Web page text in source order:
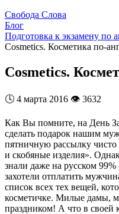
Свобода Слова
Блог
Подготовка к экзамену по
Cosmetics. Косметика по-
Cosmetics.
🕓 4 марта 2016 👁️ 3632
Как Вы помните, на День
сделать подарок нашим
пятничную рассылку
и скобяные изделия».
знали даже на русском
захотели отплатить
список всех тех вещей,
косметичке. Милые дамы,
праздником! А что в своей